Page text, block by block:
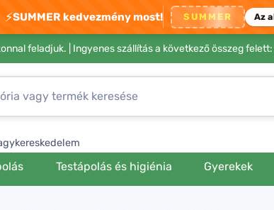
⚡SUMMER kedvezmény most! SUMMER Az
feladjuk. | Ingyenes szállítás a következő összeg felett:
Testápolás és higiénia Gyerekek